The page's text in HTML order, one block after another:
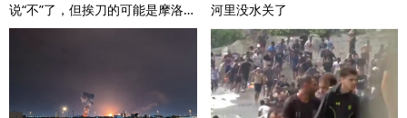
说“不”了，但挨刀的可能是摩洛哥
打工人
河里没水关了